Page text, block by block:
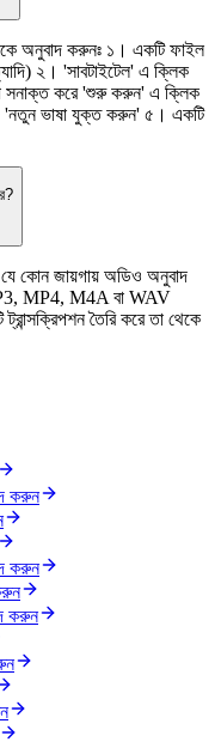
অনুবাদ করুনঃ ১। একটি ফাইল
২। 'সাবটাইটেল' এ ক্লিক
সনাক্ত করে 'শুরু করুন' এ ক্লিক
ভাষা যুক্ত করুন' ৫। একটি
কোন জায়গায় অডিও অনুবাদ
MP4, M4A বা WAV
তৈরি করে তা থেকে
করুন
করুন
করুন